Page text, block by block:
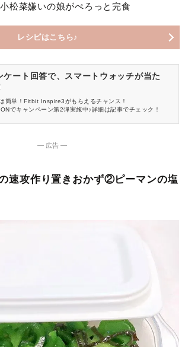
松菜嫌いの娘がぺろっと完食
レシピはこちら♪
ケート回答で、スマートウォッチが当た
簡単！Fitbit Inspire3がもらえるチャンス！
でキャンペーン第2弾実施中♪詳細は記事でチェック！
― 広告 ―
の速攻作り置きおかず②ピーマンの塩